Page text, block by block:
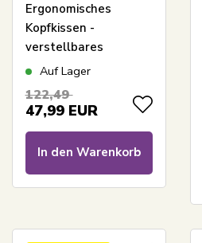
Ergonomisches
Kopfkissen -
verstellbares
Memory-Kissen -
Sleep Tora
Auf Lager
122,49
47,99 EUR
In den Warenkorb